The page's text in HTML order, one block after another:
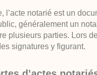
l’acte notarié est un
généralement un
plusieurs parties. Lors
signatures y figurant.